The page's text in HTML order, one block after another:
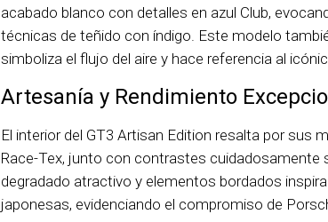
acabado blanco con detalles en azul Club,
técnicas de teñido con índigo. Este modelo
simboliza el flujo del aire y hace referencia al
Artesanía y Rendimiento
El interior del GT3 Artisan Edition resalta por sus
Race-Tex, junto con contrastes cuidadosamente
degradado atractivo y elementos bordados
japonesas, evidenciando el compromiso de